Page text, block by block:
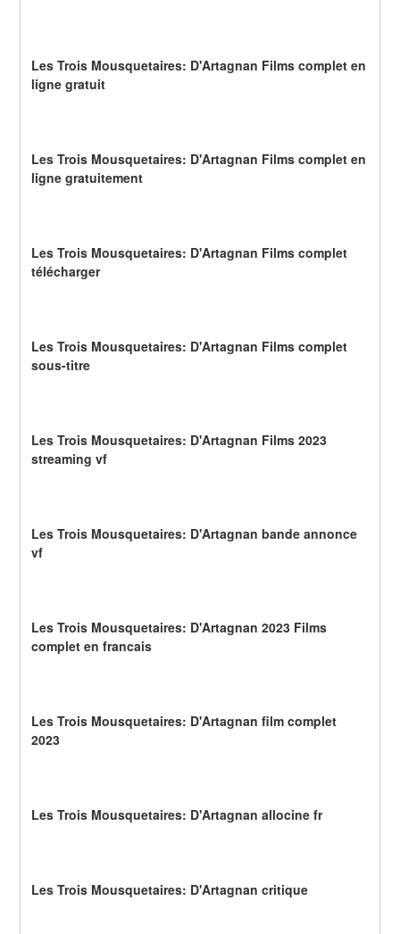
Les Trois Mousquetaires: D'Artagnan Films complet en
ligne gratuit
Les Trois Mousquetaires: D'Artagnan Films complet en
ligne gratuitement
Les Trois Mousquetaires: D'Artagnan Films complet
télécharger
Les Trois Mousquetaires: D'Artagnan Films complet
sous-titre
Les Trois Mousquetaires: D'Artagnan Films 2023
streaming vf
Les Trois Mousquetaires: D'Artagnan bande annonce
vf
Les Trois Mousquetaires: D'Artagnan 2023 Films
complet en francais
Les Trois Mousquetaires: D'Artagnan film complet
2023
Les Trois Mousquetaires: D'Artagnan allocine fr
Les Trois Mousquetaires: D'Artagnan critique